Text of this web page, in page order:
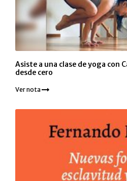
Asiste a una clase de yoga con
desde cero
Ver nota